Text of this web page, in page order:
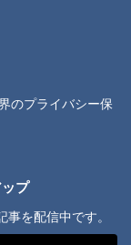
のプライバシー保
プ
を配信中です。